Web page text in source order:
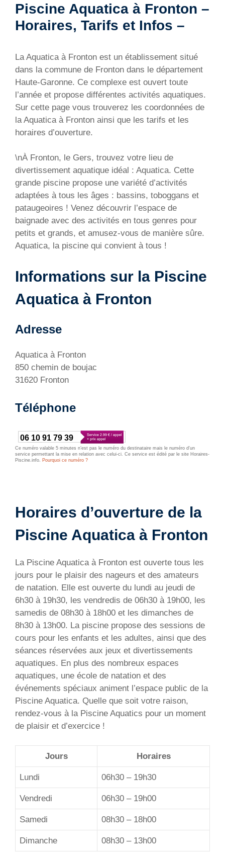
Piscine Aquatica à Fronton –
Horaires, Tarifs et Infos –
La Aquatica à Fronton est un établissement situé
dans la commune de Fronton dans le département
Haute-Garonne. Ce complexe est ouvert toute
l’année et propose différentes activités aquatiques.
Sur cette page vous trouverez les coordonnées de
la Aquatica à Fronton ainsi que les tarifs et les
horaires d’ouverture.
\nÀ Fronton, le Gers, trouvez votre lieu de
divertissement aquatique idéal : Aquatica. Cette
grande piscine propose une variété d’activités
adaptées à tous les âges : bassins, toboggans et
pataugeoires ! Venez découvrir l’espace de
baignade avec des activités en tous genres pour
petits et grands, et amusez-vous de manière sûre.
Aquatica, la piscine qui convient à tous !
Informations sur la Piscine
Aquatica à Fronton
Adresse
Aquatica à Fronton
850 chemin de boujac
31620 Fronton
Téléphone
06 10 91 79 39
Ce numéro valable 5 minutes n’est pas le numéro du destinataire mais le numéro d’un
service permettant la mise en relation avec celui-ci. Ce service est édité par le site Horaires-
Piscine.info. Pourquoi ce numéro ?
Horaires d’ouverture de la
Piscine Aquatica à Fronton
La Piscine Aquatica à Fronton est ouverte tous les
jours pour le plaisir des nageurs et des amateurs
de natation. Elle est ouverte du lundi au jeudi de
6h30 à 19h30, les vendredis de 06h30 à 19h00, les
samedis de 08h30 à 18h00 et les dimanches de
8h30 à 13h00. La piscine propose des sessions de
cours pour les enfants et les adultes, ainsi que des
séances réservées aux jeux et divertissements
aquatiques. En plus des nombreux espaces
aquatiques, une école de natation et des
événements spéciaux animent l’espace public de la
Piscine Aquatica. Quelle que soit votre raison,
rendez-vous à la Piscine Aquatics pour un moment
de plaisir et d’exercice !
Jours Horaires
Lundi 06h30 – 19h30
Vendredi 06h30 – 19h00
Samedi 08h30 – 18h00
Dimanche 08h30 – 13h00